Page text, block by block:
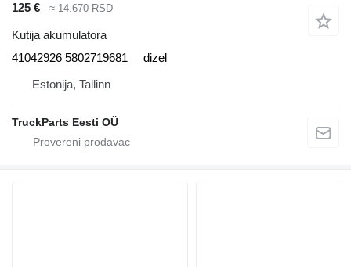
125 € ≈ 14.670 RSD
Kutija akumulatora
41042926 5802719681
dizel
Estonija, Tallinn
TruckParts Eesti OÜ